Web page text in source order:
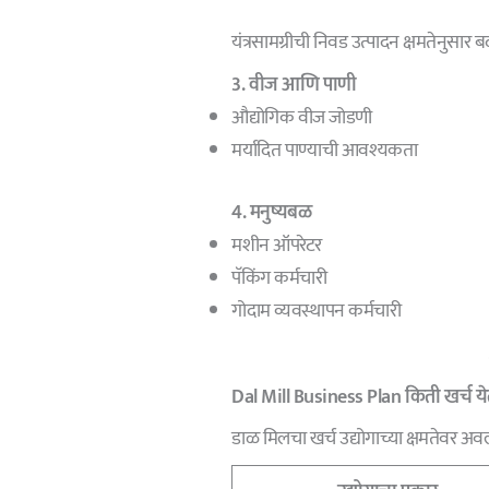
यंत्रसामग्रीची निवड उत्पादन क्षमतेनुसार
3. वीज आणि पाणी
औद्योगिक वीज जोडणी
मर्यादित पाण्याची आवश्यकता
4. मनुष्यबळ
मशीन ऑपरेटर
पॅकिंग कर्मचारी
गोदाम व्यवस्थापन कर्मचारी
Dal Mill Business Plan किती खर्च
डाळ मिलचा खर्च उद्योगाच्या क्षमतेवर